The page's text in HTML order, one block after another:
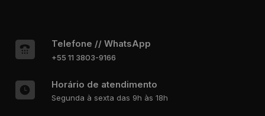
Telefone // WhatsApp
+55 11 3803-9166
Horário de atendimento
Segunda à sexta das 9h às 18h